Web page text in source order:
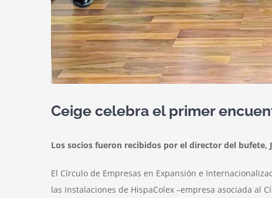
Ceige celebra el primer
Los socios fueron recibidos por el director del bufete,
El Círculo de Empresas en Expansión e
las instalaciones de HispaColex –empresa asociada